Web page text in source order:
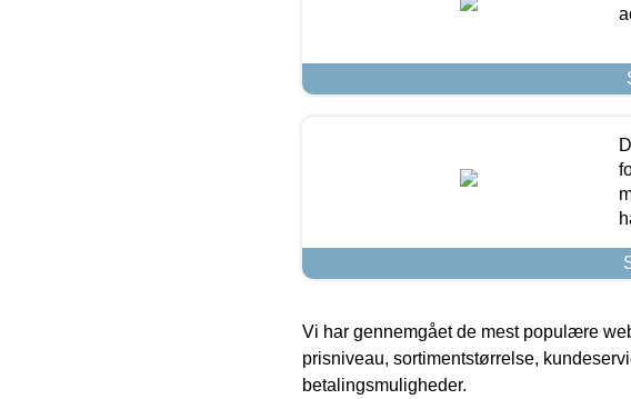
Vi har gennemgået de mest populære
prisniveau, sortimentstørrelse,
betalingsmuligheder.